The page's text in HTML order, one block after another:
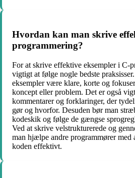
Hvordan kan man skrive
programmering?
For at skrive effektive eksempler i C-
vigtigt at følge nogle bedste
eksempler være klare, korte og
koncept eller problem. Det er også
kommentarer og forklaringer, der
gør og hvorfor. Desuden bør man
kodeskik og følge de gængse
Ved at skrive velstrukturerede og
man hjælpe andre programmører med
koden effektivt.